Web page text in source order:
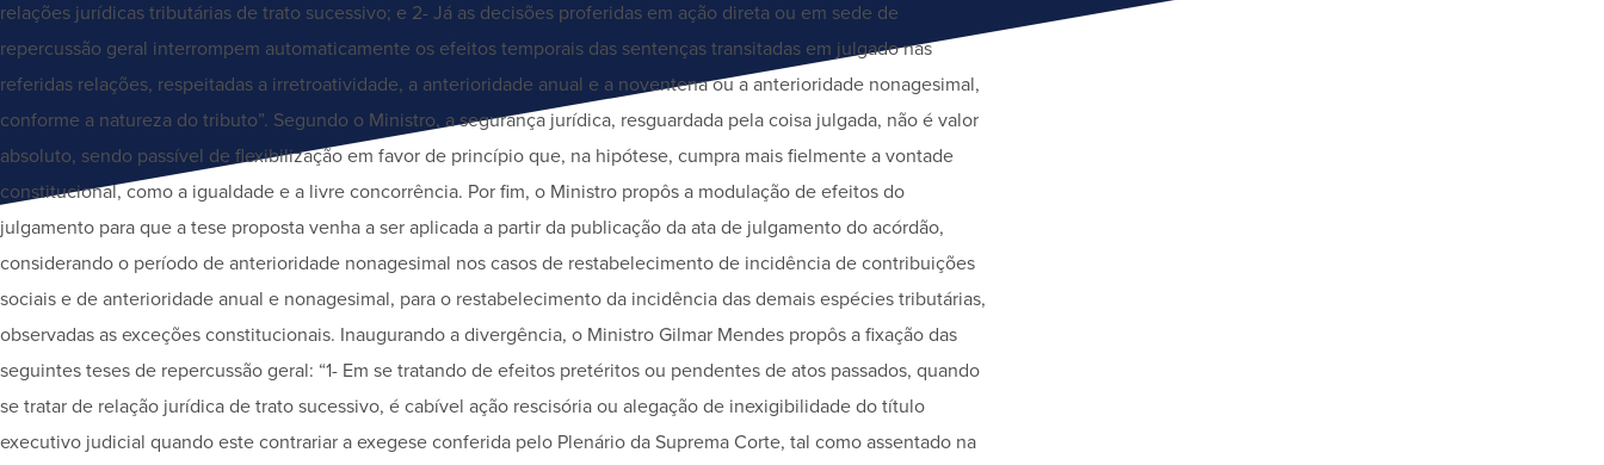
relações jurídicas tributárias de trato sucessivo; e 2- Já as decisões proferidas em ação direta ou em sede de
repercussão geral interrompem automaticamente os efeitos temporais das sentenças transitadas em julgado nas
referidas relações, respeitadas a irretroatividade, a anterioridade anual e a noventena ou a anterioridade nonagesimal,
conforme a natureza do tributo”. Segundo o Ministro, a segurança jurídica, resguardada pela coisa julgada, não é valor
absoluto, sendo passível de flexibilização em favor de princípio que, na hipótese, cumpra mais fielmente a vontade
constitucional, como a igualdade e a livre concorrência. Por fim, o Ministro propôs a modulação de efeitos do
julgamento para que a tese proposta venha a ser aplicada a partir da publicação da ata de julgamento do acórdão,
considerando o período de anterioridade nonagesimal nos casos de restabelecimento de incidência de contribuições
sociais e de anterioridade anual e nonagesimal, para o restabelecimento da incidência das demais espécies tributárias,
observadas as exceções constitucionais. Inaugurando a divergência, o Ministro Gilmar Mendes propôs a fixação das
seguintes teses de repercussão geral: “1- Em se tratando de efeitos pretéritos ou pendentes de atos passados, quando
se tratar de relação jurídica de trato sucessivo, é cabível ação rescisória ou alegação de inexigibilidade do título
executivo judicial quando este contrariar a exegese conferida pelo Plenário da Suprema Corte, tal como assentado na